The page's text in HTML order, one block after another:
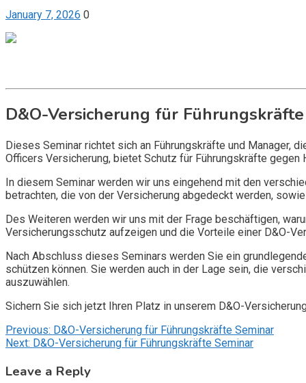
January 7, 2026 0
D&O-Versicherung für
Dieses Seminar richtet sich an Führungskräfte und Manager,
Officers Versicherung, bietet Schutz für Führungskräfte
In diesem Seminar werden wir uns eingehend mit den
betrachten, die von der Versicherung abgedeckt werden,
Des Weiteren werden wir uns mit der Frage beschäftigen,
Versicherungsschutz aufzeigen und die Vorteile einer D&O-
Nach Abschluss dieses Seminars werden Sie ein
schützen können. Sie werden auch in der Lage sein, die
auszuwählen.
Sichern Sie sich jetzt Ihren Platz in unserem D&O-
Post
navigation
Previous: D&O-Versicherung für Führungskräfte Seminar
Next: D&O-Versicherung für Führungskräfte Seminar
Leave a Reply